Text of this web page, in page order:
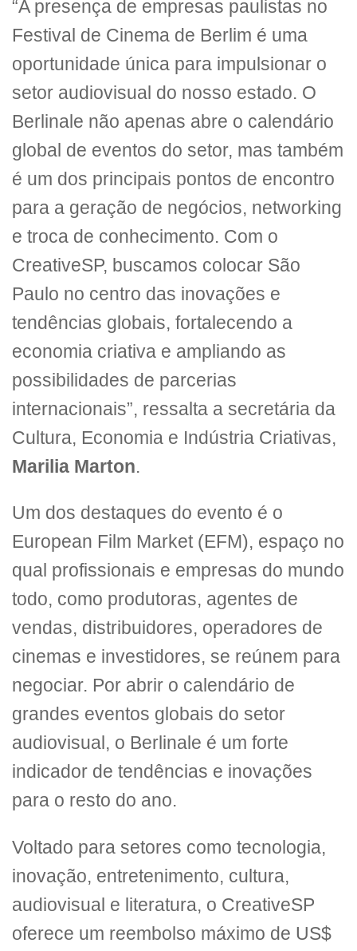
“A presença de empresas paulistas no
Festival de Cinema de Berlim é uma
oportunidade única para impulsionar o
setor audiovisual do nosso estado. O
Berlinale não apenas abre o calendário
global de eventos do setor, mas também
é um dos principais pontos de encontro
para a geração de negócios, networking
e troca de conhecimento. Com o
CreativeSP, buscamos colocar São
Paulo no centro das inovações e
tendências globais, fortalecendo a
economia criativa e ampliando as
possibilidades de parcerias
internacionais”, ressalta a secretária da
Cultura, Economia e Indústria Criativas,
Marilia Marton.
Um dos destaques do evento é o
European Film Market (EFM), espaço no
qual profissionais e empresas do mundo
todo, como produtoras, agentes de
vendas, distribuidores, operadores de
cinemas e investidores, se reúnem para
negociar. Por abrir o calendário de
grandes eventos globais do setor
audiovisual, o Berlinale é um forte
indicador de tendências e inovações
para o resto do ano.
Voltado para setores como tecnologia,
inovação, entretenimento, cultura,
audiovisual e literatura, o CreativeSP
oferece um reembolso máximo de US$